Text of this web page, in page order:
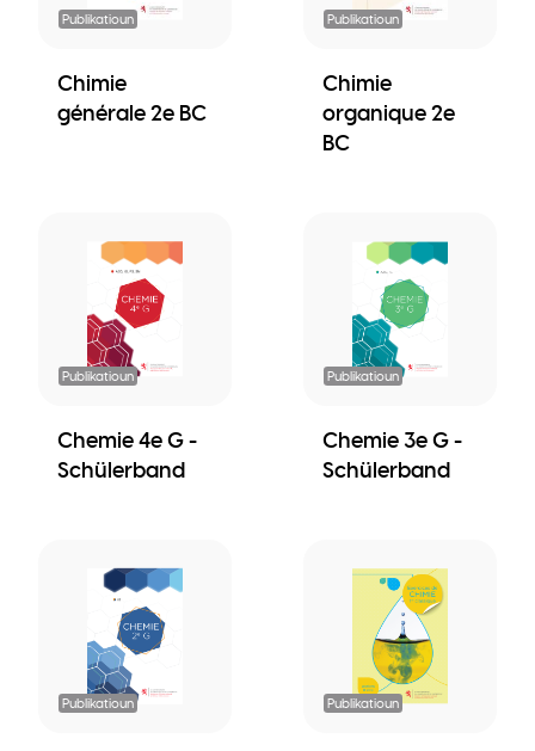
Publikatioun
Chimie
générale 2e BC
Publikatioun
Chimie
organique 2e
BC
Publikatioun
Chemie 4e G -
Schülerband
Publikatioun
Chemie 3e G -
Schülerband
Publikatioun Publikatioun